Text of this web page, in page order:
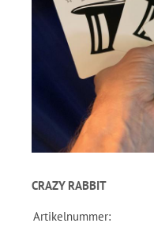
CRAZY RABBIT
Artikelnummer: